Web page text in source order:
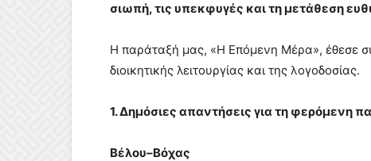
σιωπή, τις υπεκφυγές και τη μετάθεση
Η παράταξή μας, «Η Επόμενη Μέρα», έθεσε
διοικητικής λειτουργίας και της λογοδοσίας.
1. Δημόσιες απαντήσεις για τη φερόμενη
Βέλου–Βόχας